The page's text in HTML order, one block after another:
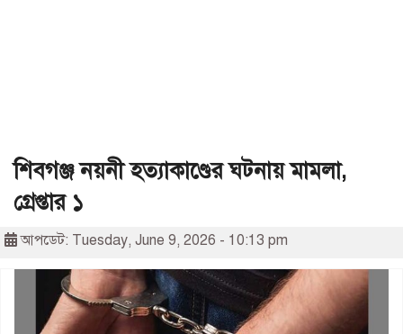
শিবগঞ্জ নয়নী হত্যাকাণ্ডের ঘটনায় মামলা,
গ্রেপ্তার ১
আপডেট: Tuesday, June 9, 2026 - 10:13 pm